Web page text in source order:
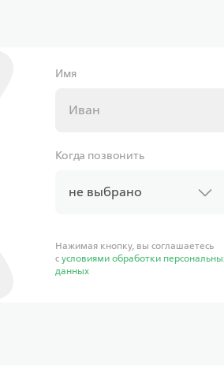
Имя
Когда позвонить
не выбрано
Нажимая кнопку, вы соглашаетесь
с условиями обработки
данных